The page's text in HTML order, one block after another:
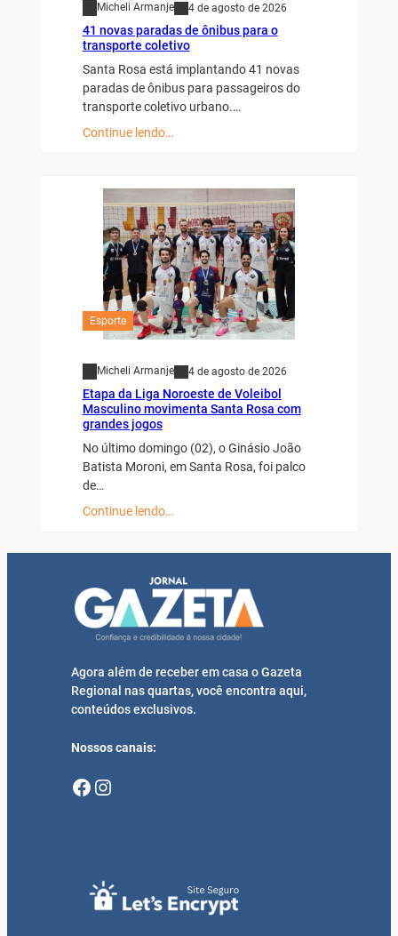
Micheli Armanje 4 de agosto de 2026
41 novas paradas de ônibus para o
transporte coletivo
Santa Rosa está implantando 41 novas
paradas de ônibus para passageiros do
transporte coletivo urbano.…
Continue lendo…
Esporte
Micheli Armanje 4 de agosto de 2026
Etapa da Liga Noroeste de Voleibol
Masculino movimenta Santa Rosa com
grandes jogos
No último domingo (02), o Ginásio João
Batista Moroni, em Santa Rosa, foi palco
de…
Continue lendo…
Agora além de receber em casa o Gazeta
Regional nas quartas, você encontra aqui,
conteúdos exclusivos.
Nossos canais:
Facebook Instagram